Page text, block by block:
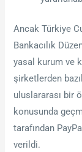
Ancak Türkiye
Bankacılık
yasal kurum ve
şirketlerden
uluslararası bir
konusunda
tarafından
verildi.